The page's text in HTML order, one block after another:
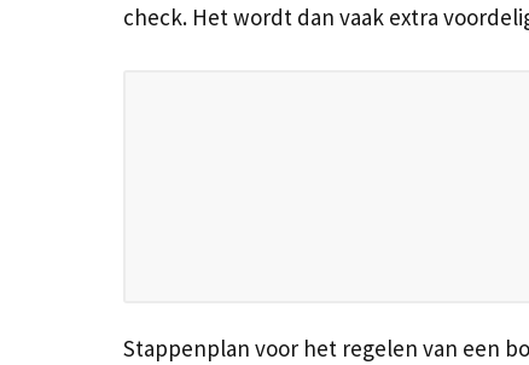
check. Het wordt dan vaak extra
Stappenplan voor het regelen van een